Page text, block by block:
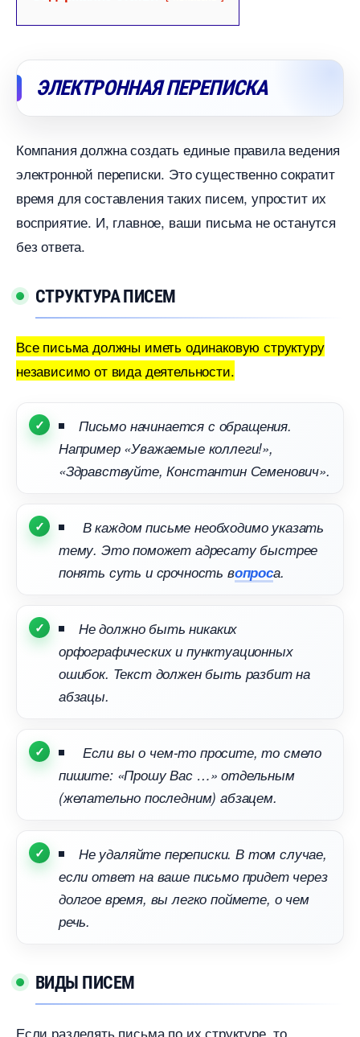
ЭЛЕКТРОННАЯ ПЕРЕПИСКА
Компания должна создать единые правила ведения
электронной переписки. Это существенно сократит
ремя для составления таких писем, упростит их
осприятие. И, главное, ваши письма не останутся
ез ответа.
СТРУКТУРА ПИСЕМ
се письма должны иметь одинаковую структуру
независимо от вида деятельности.
Письмо начинается с обращения.
Например «Уважаемые коллеги!»,
«Здравствуйте, Константин Семенович».
каждом письме необходимо указать
тему. Это поможет адресату быстрее
понять суть и срочностьопроса.
Не должно быть никаких
орфографических и пунктуационных
ошибок. Текст должен быть разбит на
абзацы.
Если вы о чем-то просите, то смело
пишите: «Прошу Вас …» отдельным
(желательно последним) абзацем.
Не удаляйте переписки. В том случае,
если ответ на ваше письмо придет через
долгое время, вы легко поймете, о чем
речь.
ИДЫ ПИСЕМ
Если разделять письма по их структуре, то